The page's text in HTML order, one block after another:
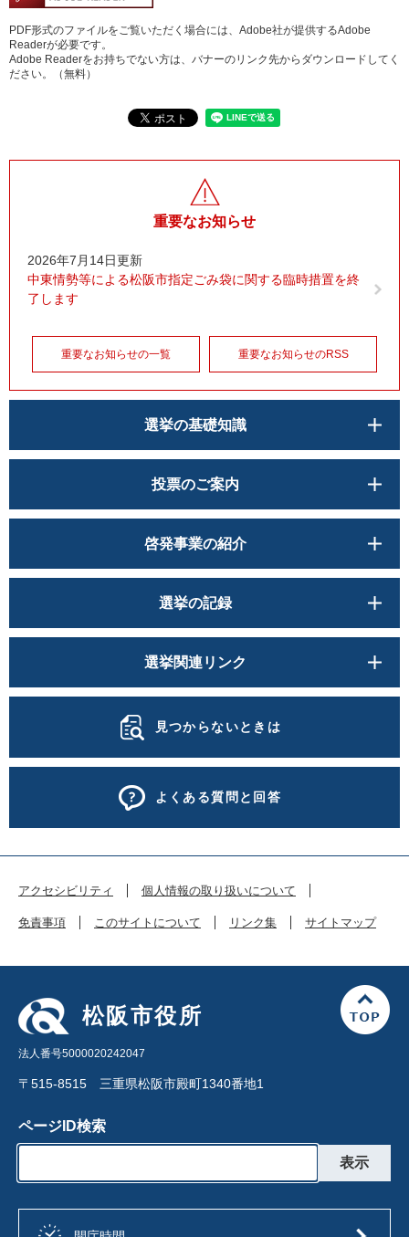
PDF形式のファイルをご覧いただく場合には、Adobe社が提供するAdobe
Readerが必要です。
Adobe Readerをお持ちでない方は、バナーのリンク先からダウンロードしてく
ださい。（無料）
重要なお知らせ
2026年7月14日更新
中東情勢等による松阪市指定ごみ袋に関する臨時措置を終
了します
重要なお知らせの一覧 重要なお知らせのRSS
選挙の基礎知識
投票のご案内
啓発事業の紹介
選挙の記録
選挙関連リンク
見つからないときは
よくある質問と回答
アクセシビリティ 個人情報の取り扱いについて
免責事項 このサイトについて リンク集 サイトマップ
松阪市役所
法人番号5000020242047
〒515-8515 三重県松阪市殿町1340番地1
ページID検索